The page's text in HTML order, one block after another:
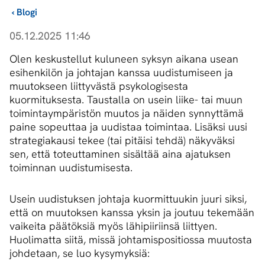
Blogi
›
05.12.2025 11:46
Olen keskustellut kuluneen syksyn aikana usean
esihenkilön ja johtajan kanssa uudistumiseen ja
muutokseen liittyvästä psykologisesta
kuormituksesta. Taustalla on usein liike- tai muun
toimintaympäristön muutos ja näiden synnyttämä
paine sopeuttaa ja uudistaa toimintaa. Lisäksi uusi
strategiakausi tekee (tai pitäisi tehdä) näkyväksi
sen, että toteuttaminen sisältää aina ajatuksen
toiminnan uudistumisesta.
Usein uudistuksen johtaja kuormittuukin juuri siksi,
että on muutoksen kanssa yksin ja joutuu tekemään
vaikeita päätöksiä myös lähipiiriinsä liittyen.
Huolimatta siitä, missä johtamispositiossa muutosta
johdetaan, se luo kysymyksiä: